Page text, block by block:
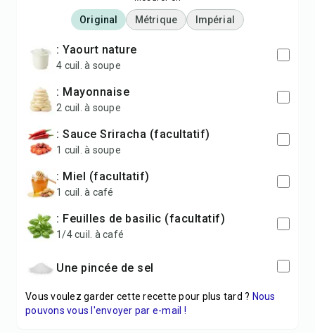
Original Métrique Impérial
: Yaourt nature
4 cuil. à soupe
: Mayonnaise
2 cuil. à soupe
: Sauce Sriracha (facultatif)
1 cuil. à soupe
: Miel (facultatif)
1 cuil. à café
: Feuilles de basilic (facultatif)
1/4 cuil. à café
Une pincée de sel
Vous voulez garder cette recette pour plus tard ? Nous
pouvons vous l'envoyer par e-mail !